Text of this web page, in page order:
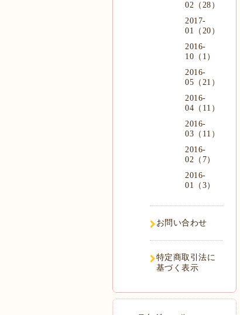
02（28）
2017-
01（20）
2016-
10（1）
2016-
05（21）
2016-
04（11）
2016-
03（11）
2016-
02（7）
2016-
01（3）
お問い合わせ
特定商取引法に
基づく表示